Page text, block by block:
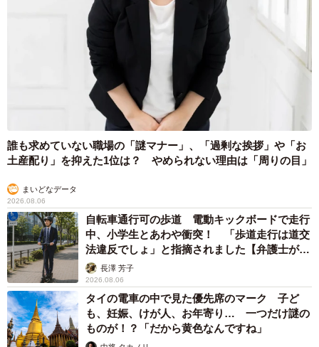
誰も求めていない職場の「謎マナー」、「過剰な挨拶」や「お
土産配り」を抑えた1位は？ やめられない理由は「周りの目」
まいどなデータ
2026.08.06
自転車通行可の歩道 電動キックボードで走行
中、小学生とあわや衝突！ 「歩道走行は道交
法違反でしょ」と指摘されました【弁護士が解
説】長澤 芳子
2026.08.06
タイの電車の中で見た優先席のマーク 子ど
も、妊娠、けが人、お年寄り… 一つだけ謎の
ものが！？「だから黄色なんですね」